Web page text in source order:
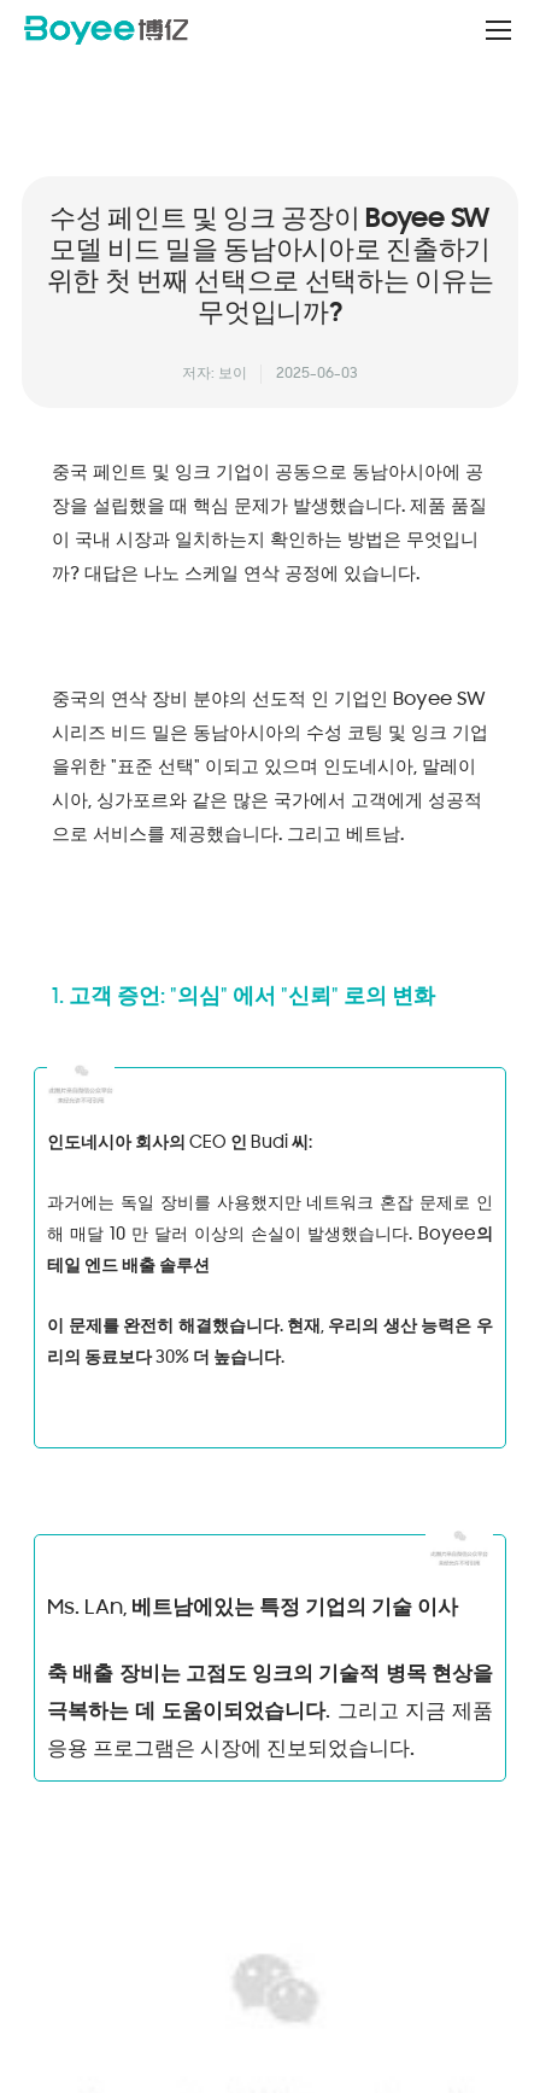
Service
수성 페인트 및 잉크 공장이 Boyee SW
모델 비드 밀을 동남아시아로 진출하기
위한 첫 번째 선택으로 선택하는 이유는
무엇입니까?
저자: 보이 2025-06-03
중국 페인트 및 잉크 기업이 공동으로 동남아시아에 공
장을 설립했을 때 핵심 문제가 발생했습니다. 제품 품질
이 국내 시장과 일치하는지 확인하는 방법은 무엇입니
까? 대답은 나노 스케일 연삭 공정에 있습니다.
중국의 연삭 장비 분야의 선도적 인 기업인 Boyee SW
시리즈 비드 밀은 동남아시아의 수성 코팅 및 잉크 기업
을위한 "표준 선택" 이되고 있으며 인도네시아, 말레이
시아, 싱가포르와 같은 많은 국가에서 고객에게 성공적
으로 서비스를 제공했습니다. 그리고 베트남.
1. 고객 증언: "의심" 에서 "신뢰" 로의 변화
인도네시아 회사의 CEO 인 Budi 씨:
과거에는 독일 장비를 사용했지만 네트워크 혼잡 문제로 인
해 매달 10 만 달러 이상의 손실이 발생했습니다. Boyee의
테일 엔드 배출 솔루션
이 문제를 완전히 해결했습니다. 현재, 우리의 생산 능력은 우
리의 동료보다 30% 더 높습니다.
Ms. LAn, 베트남에있는 특정 기업의 기술 이사
축 배출 장비는 고점도 잉크의 기술적 병목 현상을
극복하는 데 도움이되었습니다. 그리고 지금 제품
응용 프로그램은 시장에 진보되었습니다.